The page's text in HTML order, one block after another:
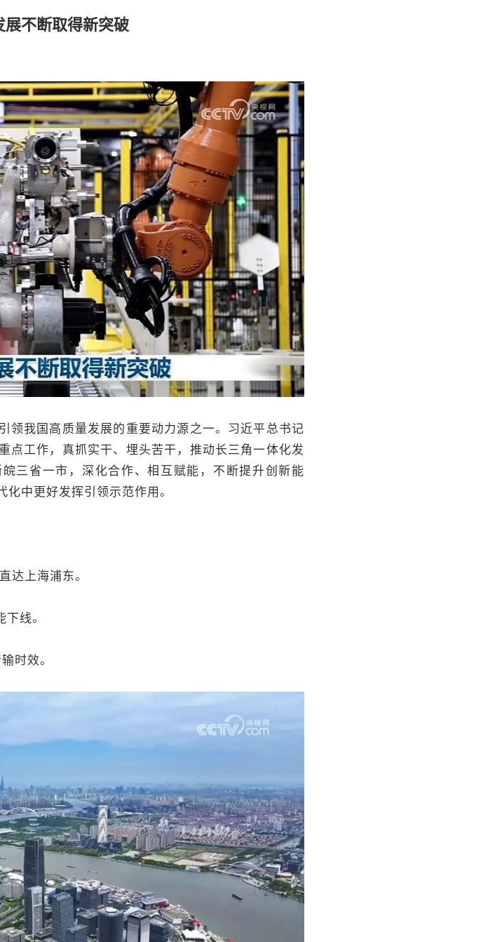
展不断取得新突破
领我国高质量发展的重要动力源之一。习近平总书记
点工作，真抓实干、埋头苦干，推动长三角一体化发
三省一市，深化合作、相互赋能，不断提升创新能
中更好发挥引领示范作用。
上海浦东。
线。
时效。